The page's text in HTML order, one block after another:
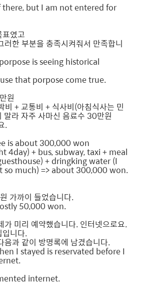
there, but I am not entered for
였고
러한 부분을 충족시켜줘서 만족합니
is seeing historical
that porpose come true.
원
비 + 교통비 + 식사비(아침식사는 민
말라 자주 사마신 음료수 30만원
.
is about 300,000 won
4day) + bus, subway, taxi + meal
+ dringking water (I
so much) => about 300,000 won.
가까이 들었습니다.
50,000 won.
가 미리 예약했습니다. 인터넷으로요.
니다.
음과 같이 방명록에 남겼습니다.
I stayed is reservated before I
internet.